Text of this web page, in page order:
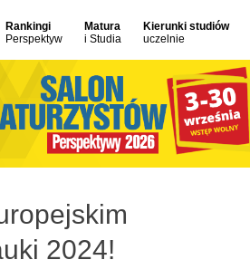
Rankingi
Perspektyw
Matura
i Studia
Kierunki studiów
uczelnie
2024!